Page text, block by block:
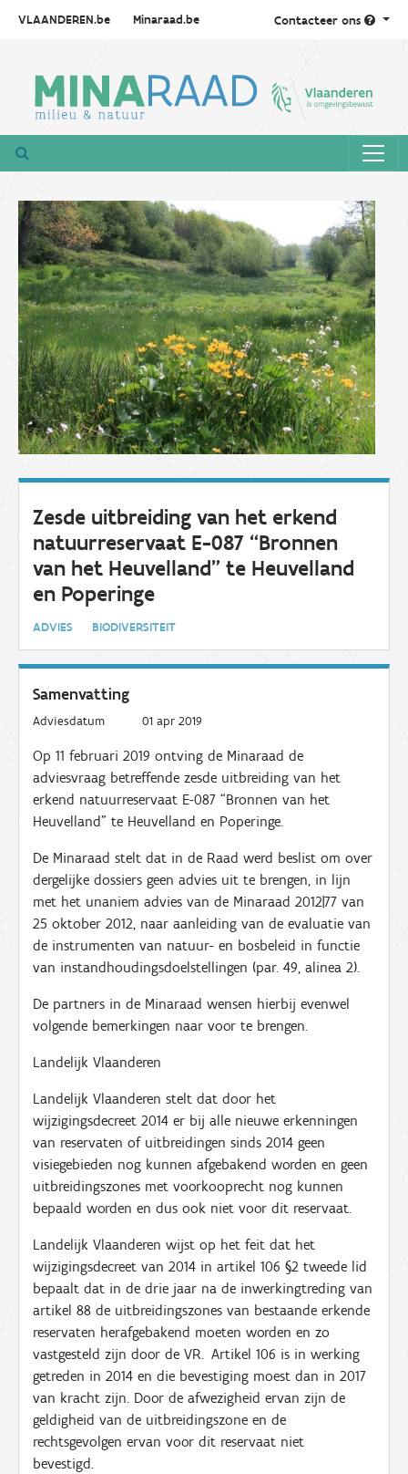
VLAANDEREN.be Minaraad.be Contacteer ons
Zesde uitbreiding van het erkend
natuurreservaat E-087 “Bronnen
van het Heuvelland” te Heuvelland
en Poperinge
ADVIES BIODIVERSITEIT
Samenvatting
Adviesdatum 01 apr 2019
Op 11 februari 2019 ontving de Minaraad de
adviesvraag betreffende zesde uitbreiding van het
erkend natuurreservaat E-087 “Bronnen van het
Heuvelland” te Heuvelland en Poperinge.
De Minaraad stelt dat in de Raad werd beslist om over
dergelijke dossiers geen advies uit te brengen, in lijn
met het unaniem advies van de Minaraad 2012|77 van
25 oktober 2012, naar aanleiding van de evaluatie van
de instrumenten van natuur- en bosbeleid in functie
van instandhoudingsdoelstellingen (par. 49, alinea 2).
De partners in de Minaraad wensen hierbij evenwel
volgende bemerkingen naar voor te brengen.
Landelijk Vlaanderen
Landelijk Vlaanderen stelt dat door het
wijzigingsdecreet 2014 er bij alle nieuwe erkenningen
van reservaten of uitbreidingen sinds 2014 geen
visiegebieden nog kunnen afgebakend worden en geen
uitbreidingszones met voorkooprecht nog kunnen
bepaald worden en dus ook niet voor dit reservaat.
Landelijk Vlaanderen wijst op het feit dat het
wijzigingsdecreet van 2014 in artikel 106 §2 tweede lid
bepaalt dat in de drie jaar na de inwerkingtreding van
artikel 88 de uitbreidingszones van bestaande erkende
reservaten herafgebakend moeten worden en zo
vastgesteld zijn door de VR. Artikel 106 is in werking
getreden in 2014 en die bevestiging moest dan in 2017
van kracht zijn. Door de afwezigheid ervan zijn de
geldigheid van de uitbreidingszone en de
rechtsgevolgen ervan voor dit reservaat niet
bevestigd.